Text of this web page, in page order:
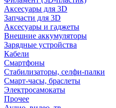
Аксесуары для 3D
Запчасти для 3D
Аксесуары и гаджеты
Внешние аккумуляторы
Зарядные устройства
Кабели
Смартфоны
Стабилизаторы, селфи-палки
Смарт-часы, браслеты
Электросамокаты
Прочее